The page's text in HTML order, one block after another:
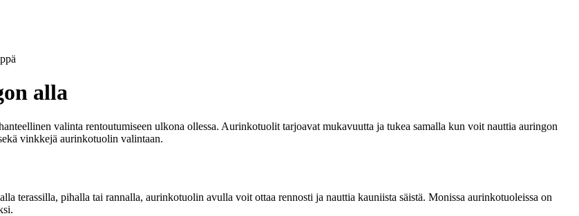
alla
valinta rentoutumiseen ulkona ollessa. Aurinkotuolit tarjoavat mukavuutta ja tukea samalla kun voit nauttia auringon
vinkkejä aurinkotuolin valintaan.
terassilla, pihalla tai rannalla, aurinkotuolin avulla voit ottaa rennosti ja nauttia kauniista säistä. Monissa aurinkotuoleissa on